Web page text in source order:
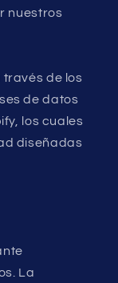
nuestros
de los
de datos
los cuales
diseñadas
La